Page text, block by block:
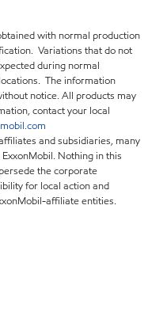
with normal production
Variations that do not
during normal
The information
notice. All products may
contact your local
and subsidiaries, many
Nothing in this
the corporate
for local action and
affiliate entities.